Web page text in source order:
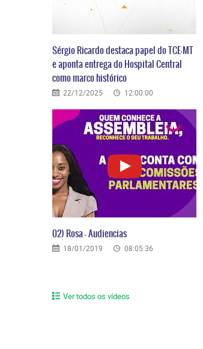
Sérgio Ricardo destaca papel do TCE-MT
e aponta entrega do Hospital Central
como marco histórico
22/12/2025 12:00:00
02) Rosa – Audiencias
18/01/2019 08:05:36
Ver todos os vídeos